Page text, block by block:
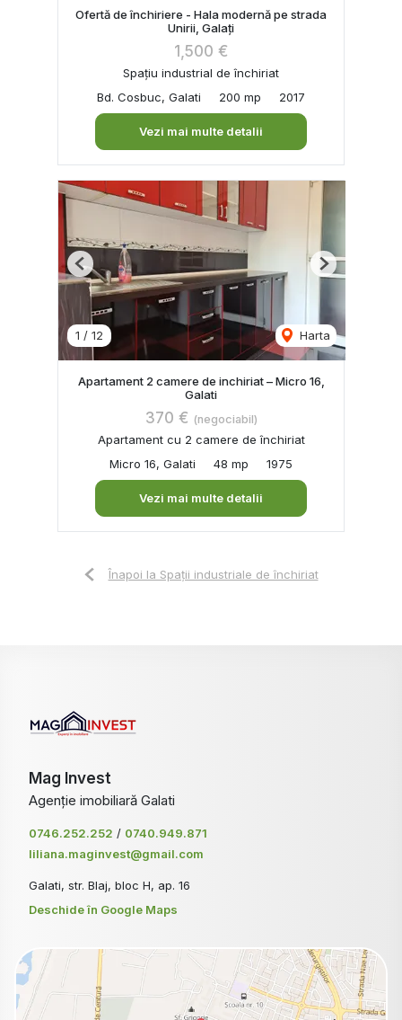
Ofertă de închiriere - Hala modernă pe strada
Unirii, Galați
1,500 €
Spațiu industrial de închiriat
Bd. Cosbuc, Galati
200 mp 2017
Vezi mai multe detalii
1 / 12 Harta
Previous Next
Apartament 2 camere de inchiriat – Micro 16,
Galati
370 € (negociabil)
Apartament cu 2 camere de închiriat
Micro 16, Galati
48 mp 1975
Vezi mai multe detalii
Înapoi la Spații industriale de închiriat
Mag Invest
Agenție imobiliară Galati
0746.252.252 / 0740.949.871
liliana.maginvest@gmail.com
Galati, str. Blaj, bloc H, ap. 16
Deschide în Google Maps